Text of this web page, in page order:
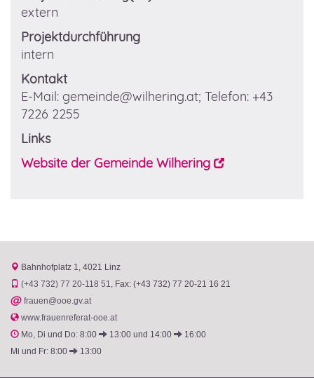
extern
Projektdurchführung
intern
Kontakt
E-Mail: gemeinde@wilhering.at; Telefon: +43
7226 2255
Links
Website der Gemeinde Wilhering
Bahnhofplatz 1 4021 Linz
(+43 732) 77 20-118 51
Fax: (+43 732) 77 20-21 16 21
@ frauen@ooe.gv.at
www.frauenreferat-ooe.at
Mo, Di und Do: 8:00
13:00 und 14:00
16:00
Mi und Fr: 8:00
13:00